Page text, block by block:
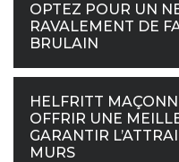
OPTEZ POUR UN
RAVALEMENT DE
BRULAIN
HELFRITT
OFFRIR UNE
GARANTIR
MURS